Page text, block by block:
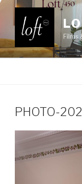
Saltar
contenido
Films
PHOTO-